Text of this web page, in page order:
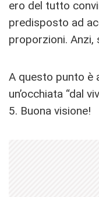
ero del tutto
predisposto ad
proporzioni. Anzi,
A questo punto è
un’occhiata “dal
5. Buona visione!